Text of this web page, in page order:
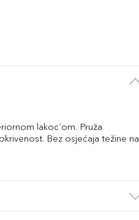
lakoc´om. Pruža
Bez osjećaja težine na